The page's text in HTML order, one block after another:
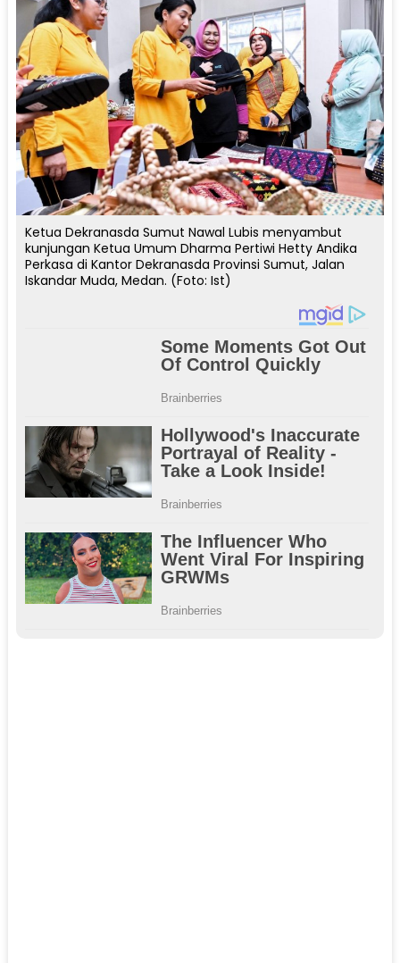
Ketua Dekranasda Sumut Nawal Lubis menyambut
kunjungan Ketua Umum Dharma Pertiwi Hetty Andika
Perkasa di Kantor Dekranasda Provinsi Sumut, Jalan
Iskandar Muda, Medan. (Foto: Ist)